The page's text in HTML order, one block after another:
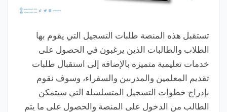
تستقبل هذه المنصة طلبات التسجيل التي يقوم بها
الطلاب والطالبات الذين يرغبون في الحصول على
خدمات تعليمية متميزة بالإضافة إلى استقبال طلبات
تقديم المعلمين والمدربين والسفراء، وسوف نقوم
بإدراج خطوات التسجيل المتسلسلة التي سيتمكن
الطالب من الدخول على المنصة والحصول على ما يتم